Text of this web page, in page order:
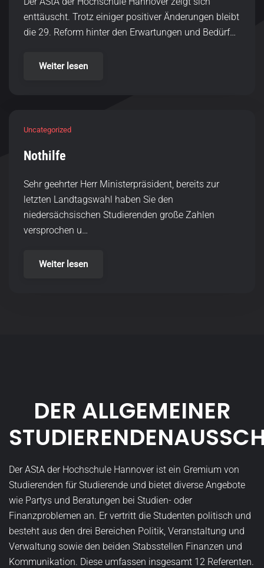
BAföG-Reform: Minimaler Fortschritt,
maximale Enttäuschung!
enttäuscht. Trotz einiger positiver Änderungen bleibt
Nothilfe
Sehr geehrter Herr Ministerpräsident, bereits zur
letzten Landtagswahl haben Sie den
versprochen u…
Weiter lesen